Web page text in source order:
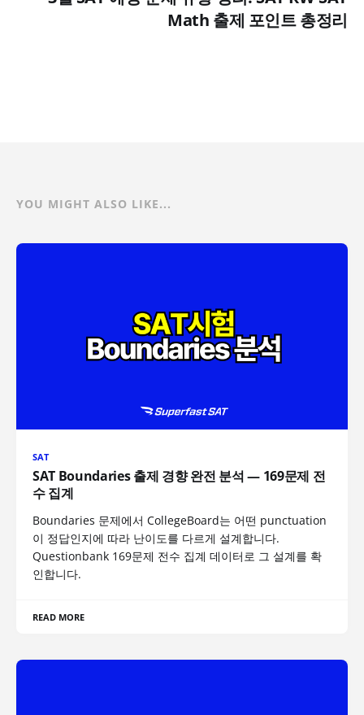
Math 출제 포인트 총정리
YOU MIGHT ALSO LIKE...
SAT
SAT Boundaries 출제 경향 완전 분석 — 169문제 전
수 집계
Boundaries 문제에서 CollegeBoard는 어떤 punctuation
이 정답인지에 따라 난이도를 다르게 설계합니다.
Questionbank 169문제 전수 집계 데이터로 그 설계를 확
인합니다.
READ MORE